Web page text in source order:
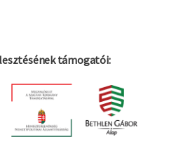
támogatói: